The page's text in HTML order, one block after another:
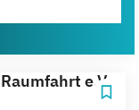
e.V.